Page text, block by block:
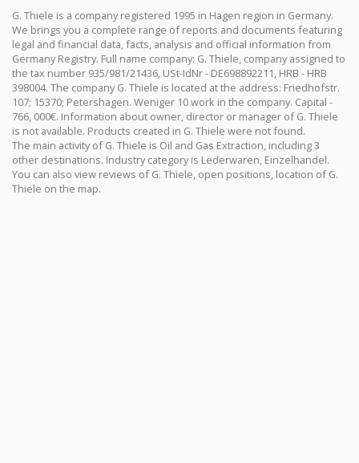
G. Thiele is a company registered 1995 in Hagen region in Germany.
We brings you a complete range of reports and documents featuring
legal and financial data, facts, analysis and official information from
Germany Registry. Full name company: G. Thiele, company assigned to
the tax number 935/981/21436, USt-IdNr - DE698892211, HRB - HRB
398004. The company G. Thiele is located at the address: Friedhofstr.
107; 15370; Petershagen. Weniger 10 work in the company. Capital -
766, 000€. Information about owner, director or manager of G. Thiele
is not available. Products created in G. Thiele were not found.
The main activity of G. Thiele is Oil and Gas Extraction, including 3
other destinations. Industry category is Lederwaren, Einzelhandel.
You can also view reviews of G. Thiele, open positions, location of G.
Thiele on the map.